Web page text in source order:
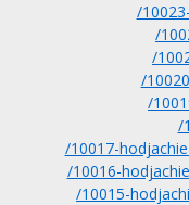
/
/
/
/
/
/
/10017-
/10016-
/10015-